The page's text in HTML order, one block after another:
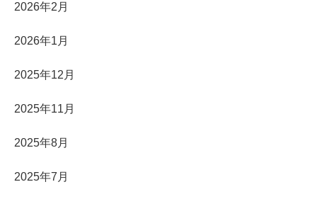
2026年2月
2026年1月
2025年12月
2025年11月
2025年8月
2025年7月